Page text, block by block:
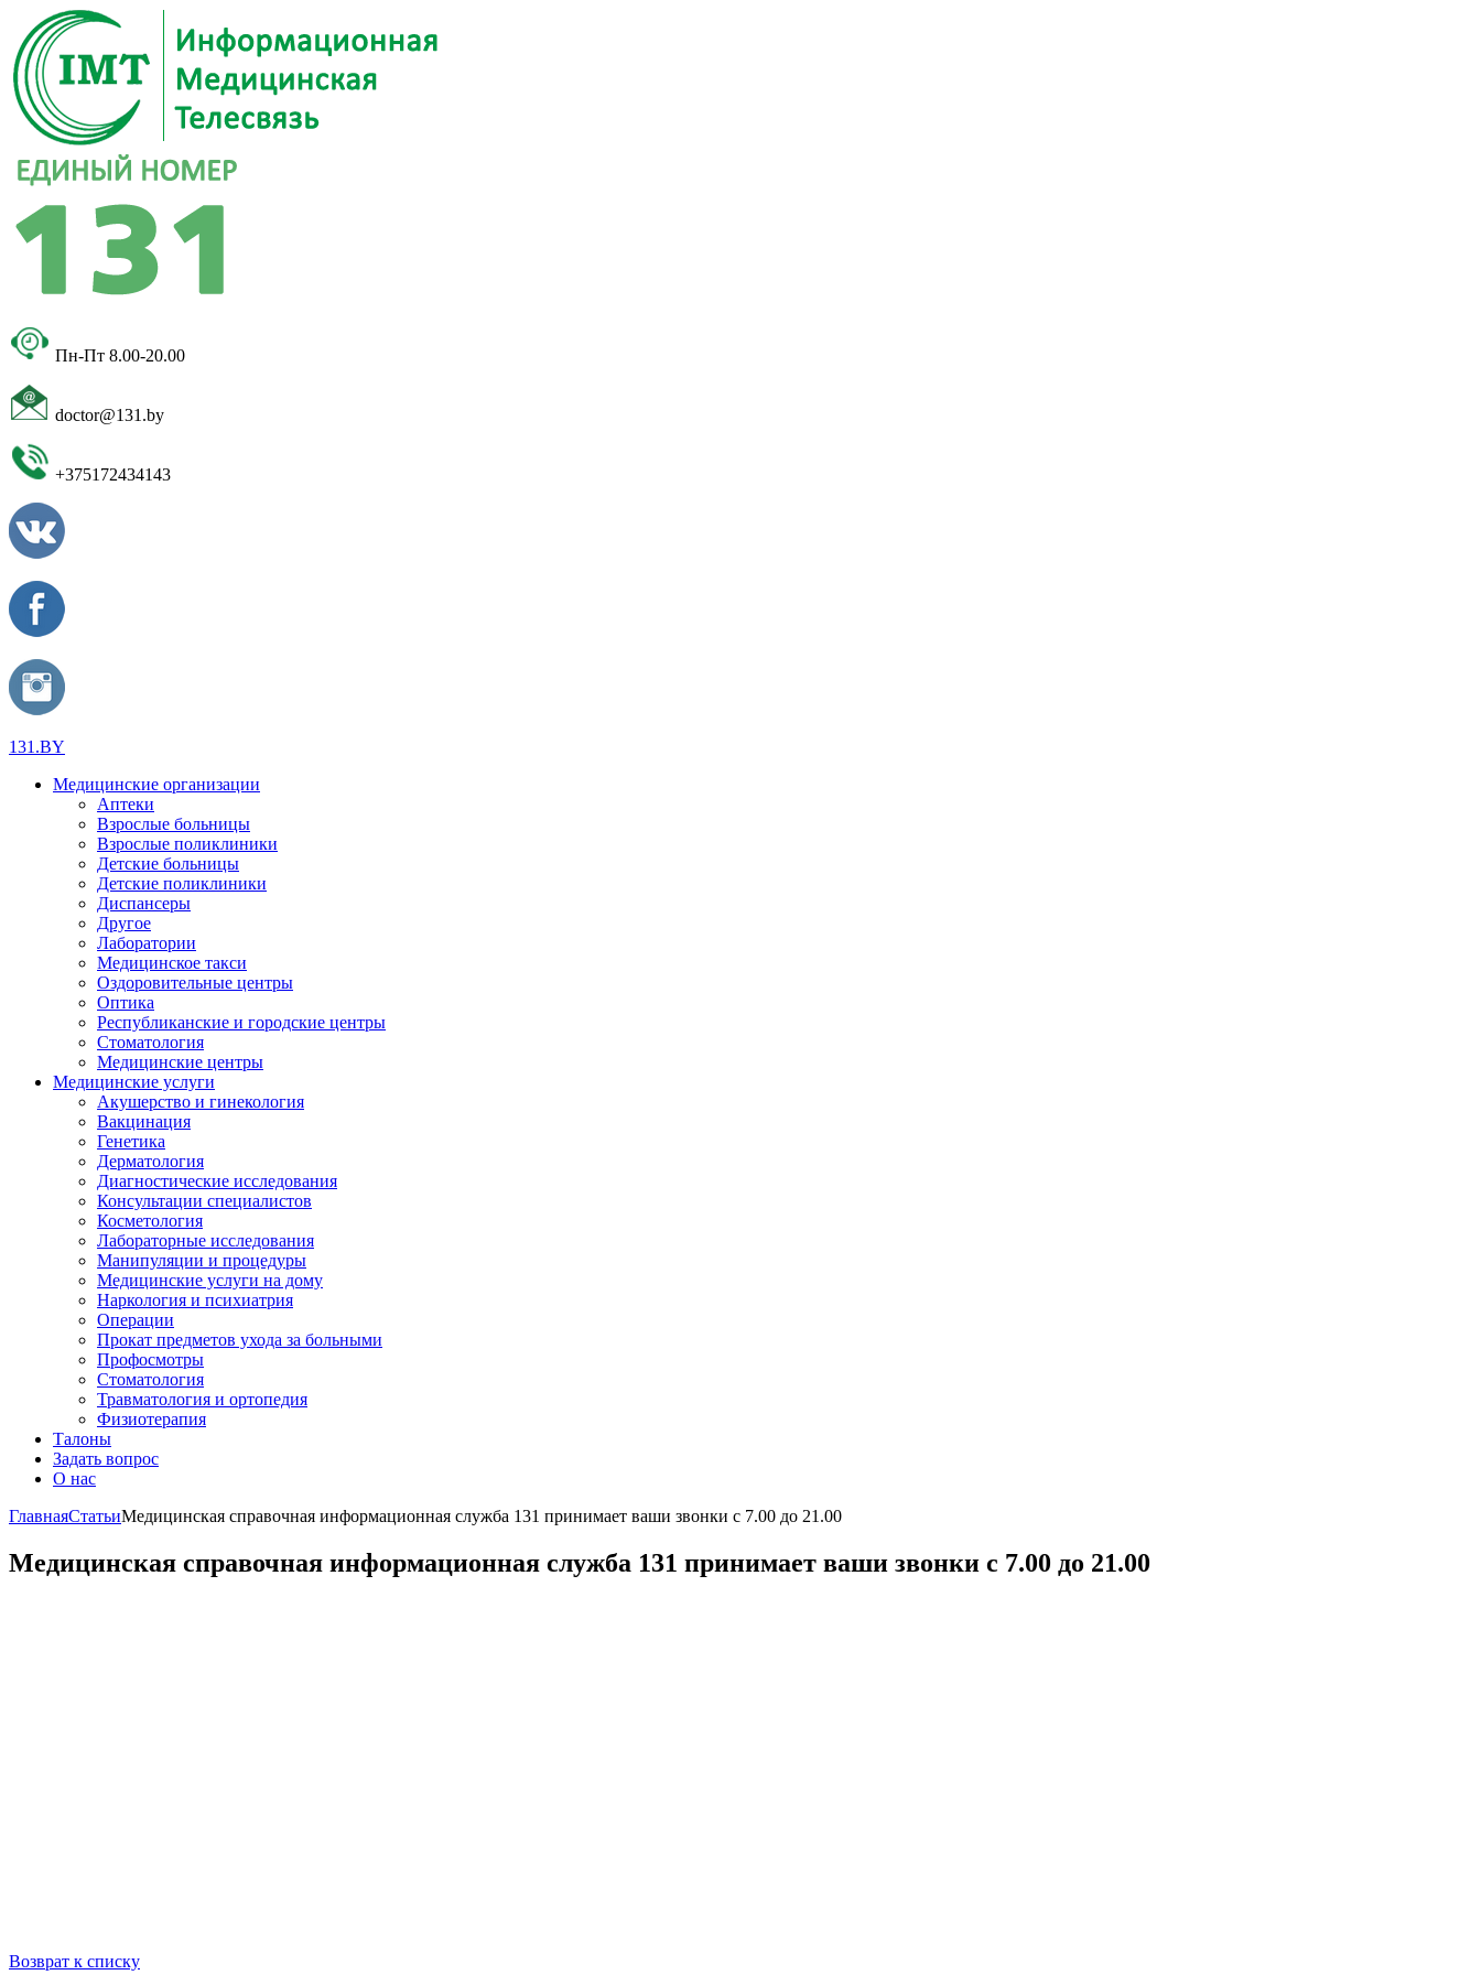
Пн-Пт 8.00-20.00
doctor@131.by
+375172434143
131.BY
Медицинские организации
Аптеки
Взрослые больницы
Взрослые поликлиники
Детские больницы
Детские поликлиники
Диспансеры
Другое
Лаборатории
Медицинское такси
Оздоровительные центры
Оптика
Республиканские и городские центры
Стоматология
Медицинские центры
Медицинские услуги
Акушерство и гинекология
Вакцинация
Генетика
Дерматология
Диагностические исследования
Консультации специалистов
Косметология
Лабораторные исследования
Манипуляции и процедуры
Медицинские услуги на дому
Наркология и психиатрия
Операции
Прокат предметов ухода за больными
Профосмотры
Стоматология
Травматология и ортопедия
Физиотерапия
Талоны
Задать вопрос
О нас
ГлавнаяСтатьиМедицинская справочная информационная служба 131 принимает ваши звонки с 7.00 до 21.00
Медицинская справочная информационная служба 131 принимает ваши звонки с 7.00 до 21.00
Возврат к списку